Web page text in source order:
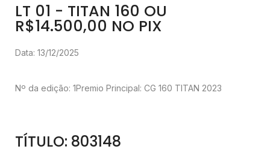
LT 01 - TITAN 160 OU
R$14.500,00 NO PIX
Data: 13/12/2025
Nº da edição: 1Premio Principal: CG 160 TITAN 2023
TÍTULO: 803148